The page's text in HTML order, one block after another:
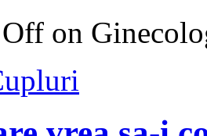
on